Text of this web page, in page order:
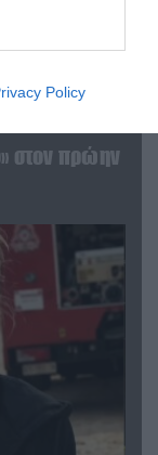
Policy
στον πρώην